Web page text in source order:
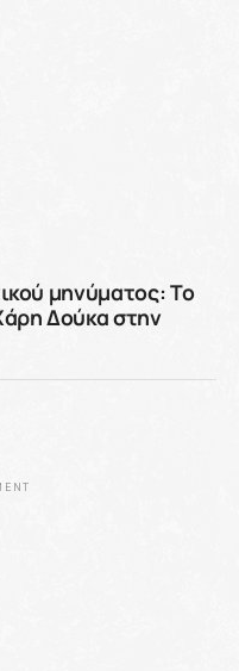
μηνύματος: Το
Δούκα στην